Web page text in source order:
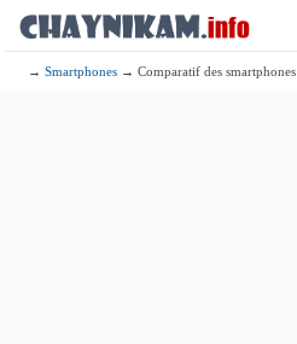
→Smartphones → Comparatif des smartphones